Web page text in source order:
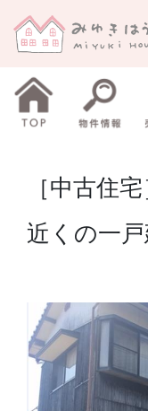
［中古住
近くの一戸